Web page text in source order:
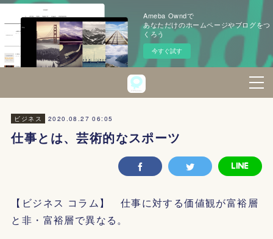
Ameba Owndで
あなただけのホームページやブログをつ
くろう
今すぐ試す
ビジネス 2020.08.27 06:05
仕事とは、芸術的なスポーツ
【ビジネス コラム】 仕事に対する価値観が富裕層
と非・富裕層で異なる。